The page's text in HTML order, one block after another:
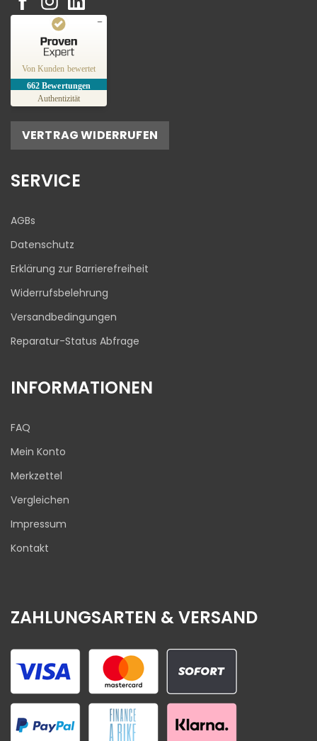
Von Kunden bewertet
662 Bewertungen
Authentizität
Kundenbewertungen und Erfahrungen zu
SEHR GUT
4,81
/
5,00
Bewertungen von
1
anderen Quelle
VERTRAG WIDERRUFEN
SERVICE
AGBs
Datenschutz
Erklärung zur Barrierefreiheit
Widerrufsbelehrung
Versandbedingungen
Reparatur-Status Abfrage
INFORMATIONEN
FAQ
Mein Konto
Merkzettel
Vergleichen
Impressum
Kontakt
ZAHLUNGSARTEN & VERSAND